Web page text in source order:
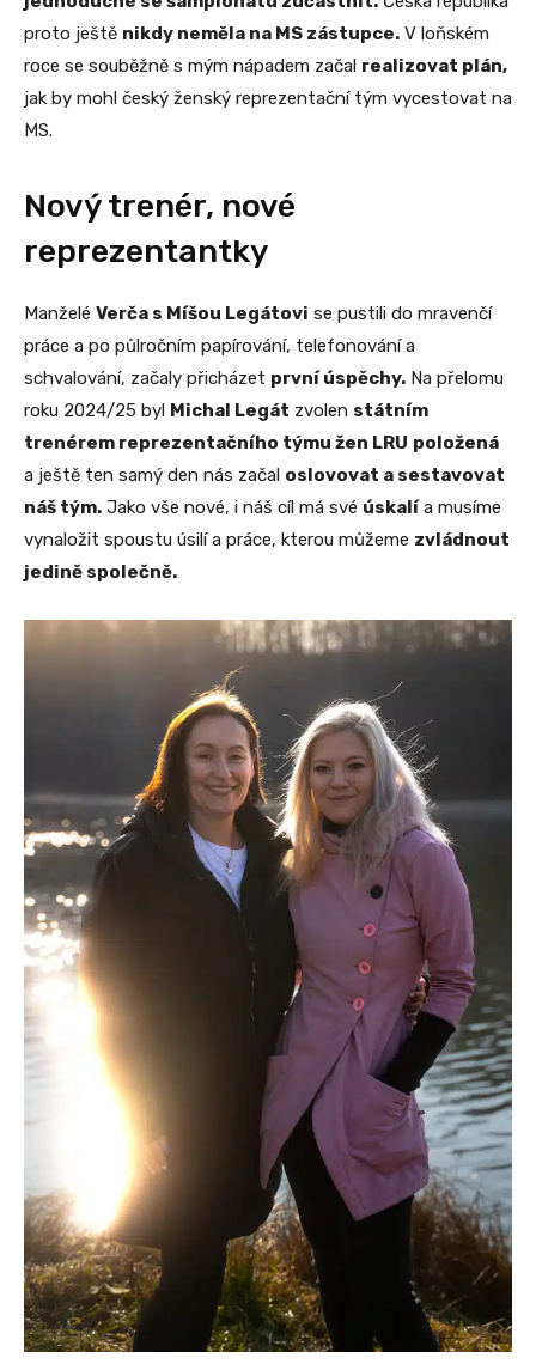
proto ještě nikdy neměla na MS zástupce. V loňském
roce se souběžně s mým nápadem začal realizovat plán,
jak by mohl český ženský reprezentační tým vycestovat na
MS.
Nový trenér, nové
reprezentantky
Manželé Verča s Míšou Legátovi se pustili do mravenčí
práce a po půlročním papírování, telefonování a
schvalování, začaly přicházet první úspěchy. Na přelomu
roku 2024/25 byl Michal Legát zvolen státním
trenérem reprezentačního týmu žen LRU položená
a ještě ten samý den nás začal oslovovat a sestavovat
náš tým. Jako vše nové, i náš cíl má své úskalía musíme
vynaložit spoustu úsilí a práce, kterou můžeme zvládnout
jedině společně.